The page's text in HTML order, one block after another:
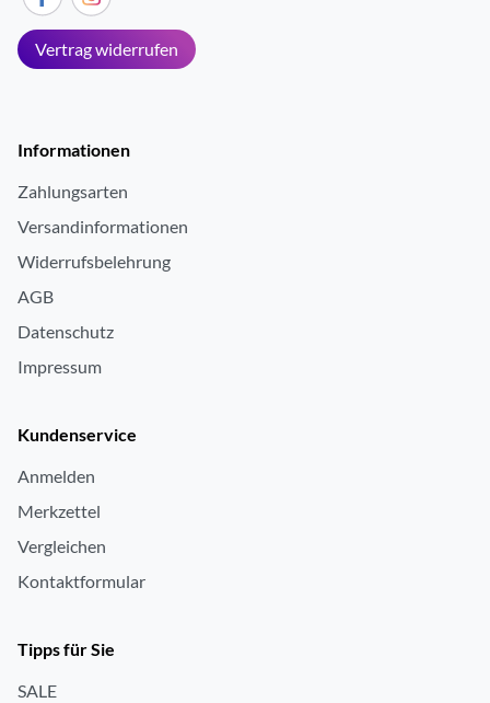
Vertrag widerrufen
Informationen
Zahlungsarten
Versandinformationen
Widerrufsbelehrung
AGB
Datenschutz
Impressum
Kundenservice
Anmelden
Merkzettel
Vergleichen
Kontaktformular
Tipps für Sie
SALE